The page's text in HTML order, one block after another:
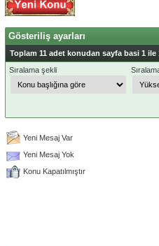
Gösteriliş ayarları
Toplam 11 adet konudan sayfa basi 1
Sıralama şekli
Yeni Mesaj Var
Yeni Mesaj Yok
Konu Kapatılmıştır